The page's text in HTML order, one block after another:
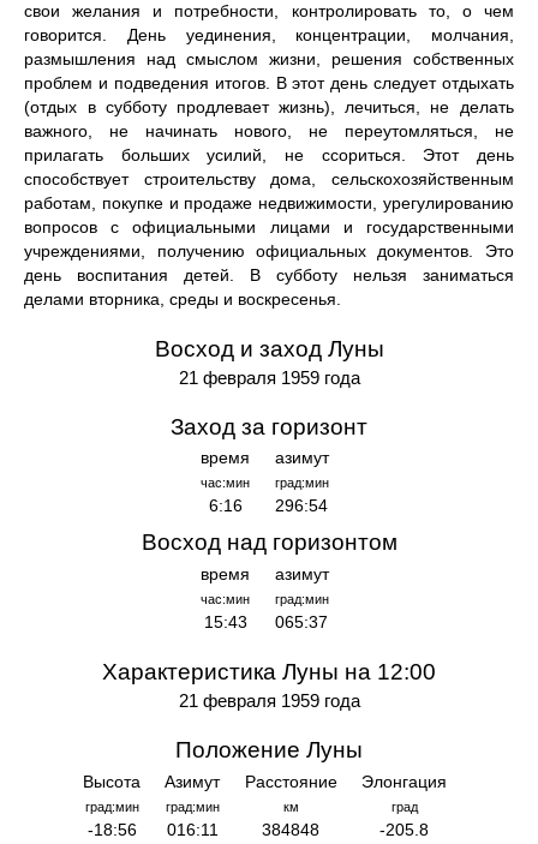
свои желания и потребности, контролировать то, о чем
говорится. День уединения, концентрации, молчания,
размышления над смыслом жизни, решения собственных
проблем и подведения итогов. В этот день следует отдыхать
(отдых в субботу продлевает жизнь), лечиться, не делать
важного, не начинать нового, не переутомляться, не
прилагать больших усилий, не ссориться. Этот день
способствует строительству дома, сельскохозяйственным
работам, покупке и продаже недвижимости, урегулированию
вопросов с официальными лицами и государственными
учреждениями, получению официальных документов. Это
день воспитания детей. В субботу нельзя заниматься
делами вторника, среды и воскресенья.
Восход и заход Луны
21 февраля 1959 года
Заход за горизонт
время
час:мин
6:16
азимут
град:мин
296:54
Восход над горизонтом
время
час:мин
15:43
азимут
град:мин
065:37
Характеристика Луны на 12:00
21 февраля 1959 года
Положение Луны
Высота
град:мин
-18:56
Азимут
град:мин
016:11
Расстояние
км
384848
Элонгация
град
-205.8